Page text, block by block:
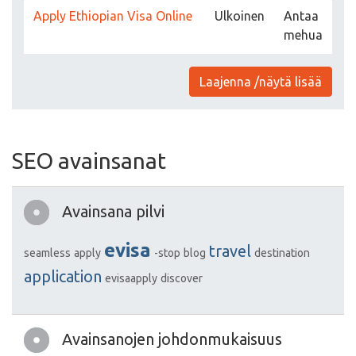
Apply Ethiopian Visa Online Ulkoinen
Antaa
mehua
Laajenna /näytä lisää
SEO avainsanat
Avainsana pilvi
seamless apply evisa -stop blog travel destination
application evisaapply discover
Avainsanojen johdonmukaisuus